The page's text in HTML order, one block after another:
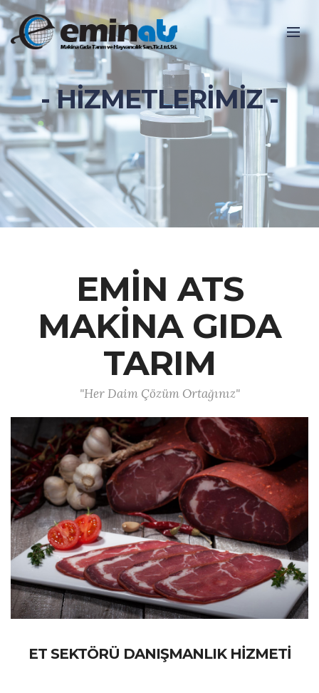
- HİZMETLERİMİZ -
EMİN ATS
MAKİNA GIDA
TARIM
"Her Daim Çözüm Ortağınız"
ET SEKTÖRÜ DANIŞMANLIK HİZMETİ